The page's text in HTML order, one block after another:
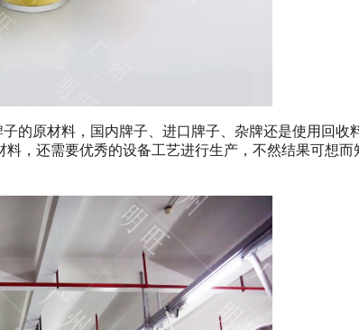
的原材料，国内牌子、进口牌子、杂牌还是使用回收
，还需要优秀的设备工艺进行生产，不然结果可想而